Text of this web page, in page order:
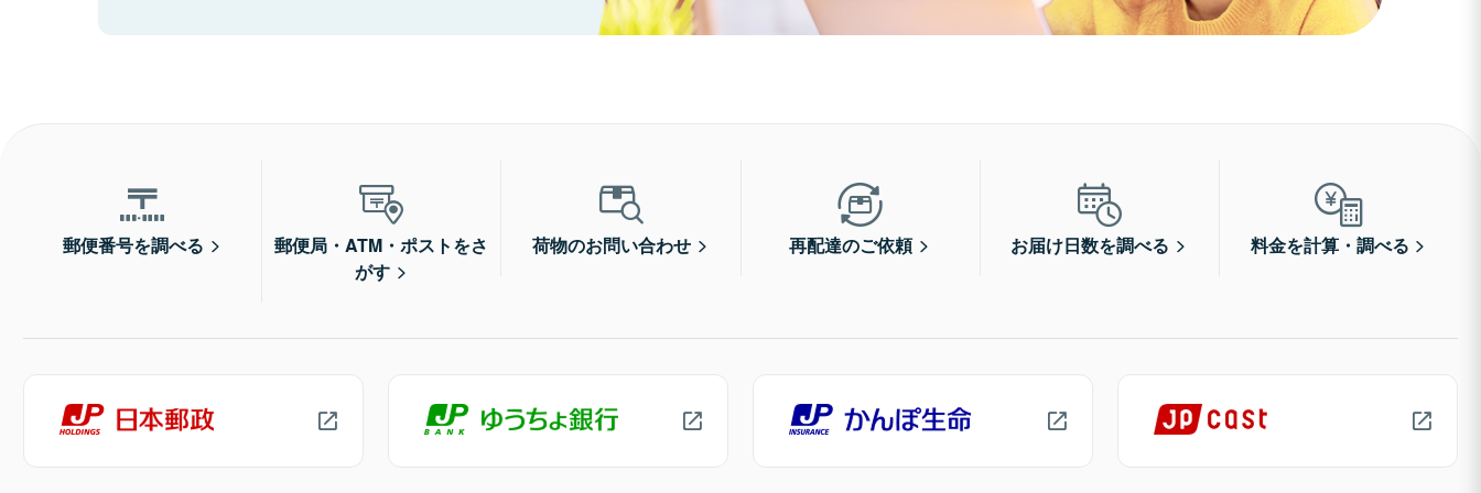
郵便番号を調べる
郵便局・ATM・ポストをさ
がす
荷物のお問い合わせ 再配達のご依頼 お届け日数を調べる 料金を計算・調べる